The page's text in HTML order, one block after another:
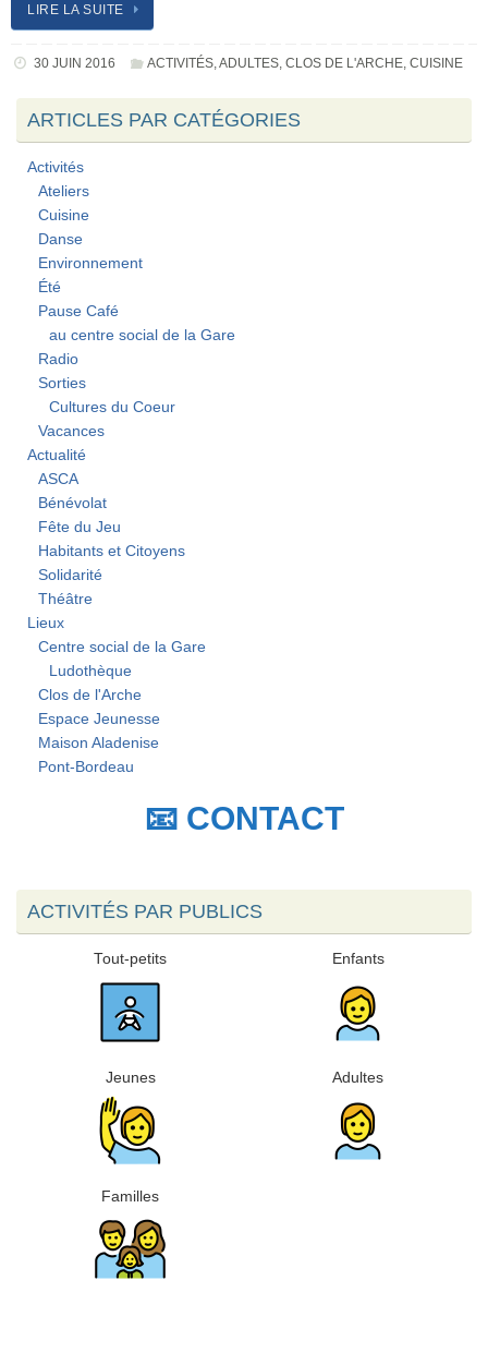
LIRE LA SUITE
30 JUIN 2016 ACTIVITÉS,ADULTES,CLOS DE L'ARCHE,CUISINE
ARTICLES PAR CATÉGORIES
Activités
Ateliers
Cuisine
Danse
Environnement
Été
Pause Café
au centre social de la Gare
Radio
Sorties
Cultures du Coeur
Vacances
Actualité
ASCA
Bénévolat
Fête du Jeu
Habitants et Citoyens
Solidarité
Théâtre
Lieux
Centre social de la Gare
Ludothèque
Clos de l'Arche
Espace Jeunesse
Maison Aladenise
Pont-Bordeau
📧 CONTACT
ACTIVITÉS PAR PUBLICS
Tout-petits Enfants
Jeunes Adultes
Familles